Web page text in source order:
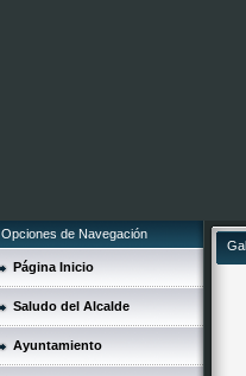
Opciones de Navegación
Página Inicio
Saludo del Alcalde
Ayuntamiento